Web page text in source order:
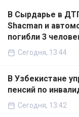
В Сырдарье в
Shacman и
погибли 3
Сегодня, 13:44
В Узбекистане
пенсий по
Сегодня, 13:42